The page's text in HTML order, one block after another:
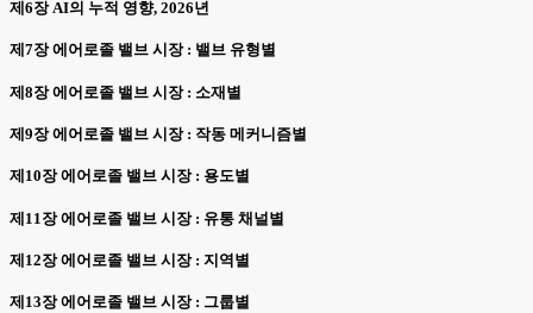
제6장 AI의 누적 영향, 2026년
제7장 에어로졸 밸브 시장 : 밸브 유형별
제8장 에어로졸 밸브 시장 : 소재별
제9장 에어로졸 밸브 시장 : 작동 메커니즘별
제10장 에어로졸 밸브 시장 : 용도별
제11장 에어로졸 밸브 시장 : 유통 채널별
제12장 에어로졸 밸브 시장 : 지역별
제13장 에어로졸 밸브 시장 : 그룹별